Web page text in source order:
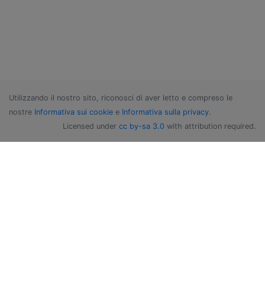
Utilizzando il nostro sito, riconosci di aver letto e compreso le
nostre Informativa sui cookie e Informativa sulla privacy.
Licensed under cc by-sa 3.0 with attribution required.